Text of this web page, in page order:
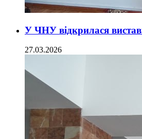
У ЧНУ відкрилася
27.03.2026